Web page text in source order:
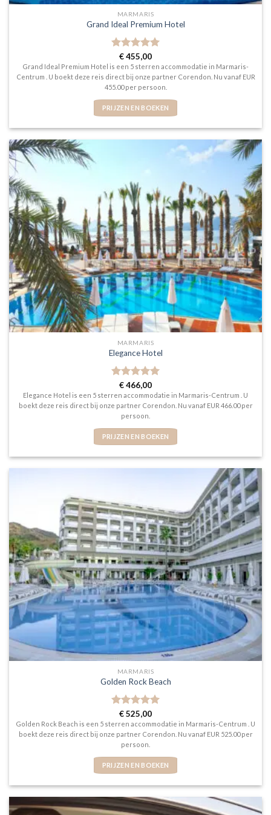
MARMARIS
Grand Ideal Premium Hotel
Gewaardeerd
5 uit 5
€455,00
Grand Ideal Premium Hotel is een 5 sterren accommodatie in Marmaris-
Centrum . U boekt deze reis direct bij onze partner Corendon. Nu vanaf EUR
455.00 per persoon.
PRIJZEN EN BOEKEN
MARMARIS
Elegance Hotel
Gewaardeerd
5uit 5
€466,00
Elegance Hotel is een 5 sterren accommodatie in Marmaris-Centrum . U
boekt deze reis direct bij onze partner Corendon. Nu vanaf EUR 466.00 per
persoon.
PRIJZEN EN BOEKEN
MARMARIS
Golden Rock Beach
Gewaardeerd
5uit 5
€525,00
Golden Rock Beach is een 5 sterren accommodatie in Marmaris-Centrum . U
boekt deze reis direct bij onze partner Corendon. Nu vanaf EUR 525.00 per
persoon.
PRIJZEN EN BOEKEN